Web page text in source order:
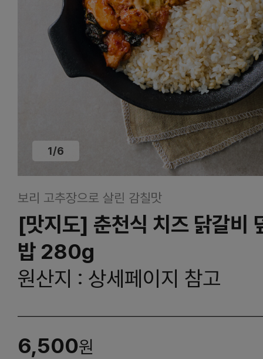
1/6
보리 고추장으로 살린 감칠맛
[맛지도] 춘천식 치즈 닭갈비
밥 280g
원산지 : 상세페이지 참고
6,500원